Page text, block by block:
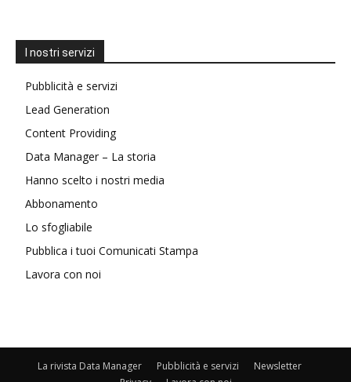
I nostri servizi
Pubblicità e servizi
Lead Generation
Content Providing
Data Manager – La storia
Hanno scelto i nostri media
Abbonamento
Lo sfogliabile
Pubblica i tuoi Comunicati Stampa
Lavora con noi
La rivista Data Manager Pubblicità e servizi
Newsletter